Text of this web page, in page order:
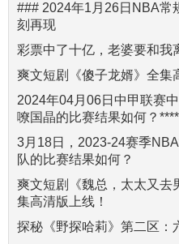
### 2024年1月26日NBA常
刻再现
彩票中了十亿，老婆要和我
爽文短剧《傻子龙婿》全集
2024年04月06日中甲联赛
嘹国晶的比赛结果如何？****
3月18日，2023-24赛季
队的比赛结果如何？
爽文短剧《魏总，太太又
集高清版上线！
探秘《野探哈莉》第二区：